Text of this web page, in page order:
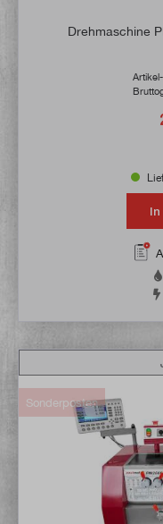
Drehmaschine
Sonderposten